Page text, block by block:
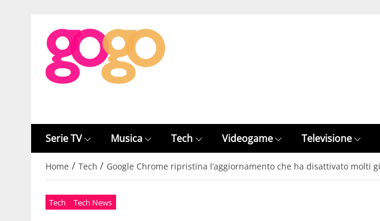
Serie TV Musica Tech Videogame Televisione
Home / Tech / Google Chrome ripristina l’aggiornamento che ha disattivato molti
Tech Tech News